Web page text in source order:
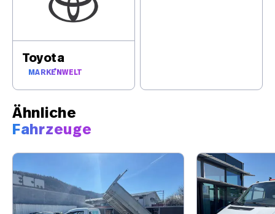
Toyota
MARKENWELT
Ähnliche
Fahrzeuge